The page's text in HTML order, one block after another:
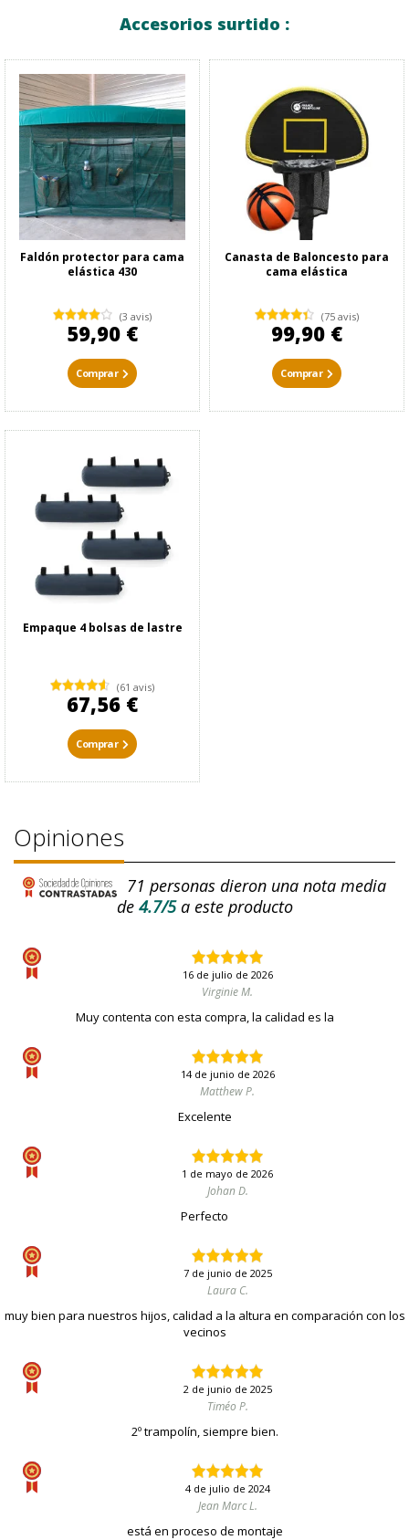
Accesorios surtido :
Faldón protector para cama
elástica 430
(3 avis)
59,90 €
Comprar
Canasta de Baloncesto para
cama elástica
(75 avis)
99,90 €
Comprar
Empaque 4 bolsas de lastre
(61 avis)
67,56 €
Comprar
Opiniones
71 personas dieron una nota media
de4.7/5a este producto
16 de julio de 2026
Virginie M.
Muy contenta con esta compra, la calidad es la
14 de junio de 2026
Matthew P.
Excelente
1 de mayo de 2026
Johan D.
Perfecto
7 de junio de 2025
Laura C.
muy bien para nuestros hijos, calidad a la altura en comparación con los
vecinos
2 de junio de 2025
Timéo P.
2º trampolín, siempre bien.
4 de julio de 2024
Jean Marc L.
está en proceso de montaje